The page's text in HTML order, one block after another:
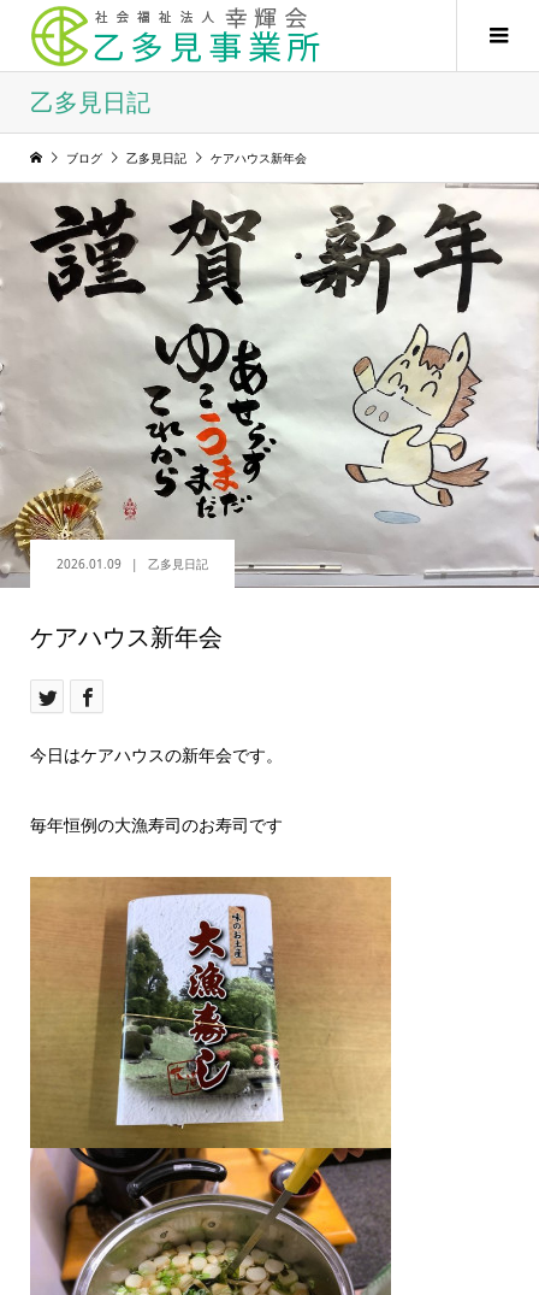
乙多見日記
ブログ 乙多見日記 ケアハウス新年会
2026.01.09 乙多見日記
ケアハウス新年会
今日はケアハウスの新年会です。
毎年恒例の大漁寿司のお寿司です